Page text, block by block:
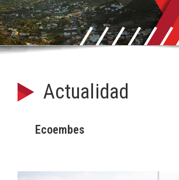
Actualidad
Ecoembes